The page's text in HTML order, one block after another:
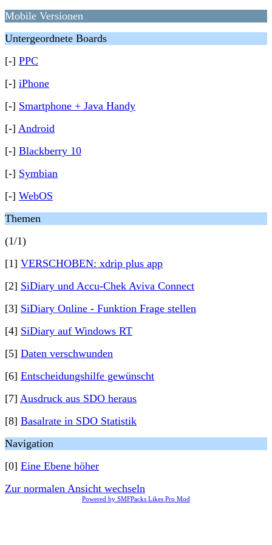
Mobile Versionen
Untergeordnete Boards
[-] PPC
[-] iPhone
[-] Smartphone + Java Handy
[-] Android
[-] Blackberry 10
[-] Symbian
[-] WebOS
Themen
(1/1)
[1] VERSCHOBEN: xdrip plus app
[2] SiDiary und Accu-Chek Aviva Connect
[3] SiDiary Online - Funktion Frage stellen
[4] SiDiary auf Windows RT
[5] Daten verschwunden
[6] Entscheidungshilfe gewünscht
[7] Ausdruck aus SDO heraus
[8] Basalrate in SDO Statistik
Navigation
[0] Eine Ebene höher
Zur normalen Ansicht wechseln
Powered by SMFPacks Likes Pro Mod